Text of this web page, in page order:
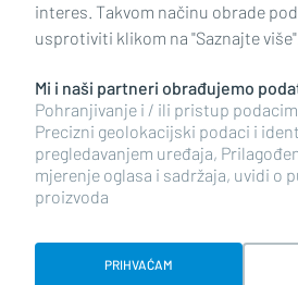
RUBRIKE
BRODSKO-POSAVSKA ŽUPANIJA
POŽEŠKO-SLAVONSKA ŽUPANIJA
interes. Takvom načinu obrade
usprotiviti klikom na "Saznajte
Mi i naši partneri obrađujemo
Pohranjivanje i / ili pristup
Precizni geolokacijski podaci i
pregledavanjem uređaja,
mjerenje oglasa i sadržaja, uvidi o
proizvoda
PRIHVAĆAM